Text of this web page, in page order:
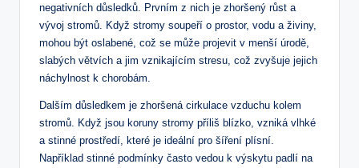
negativních důsledků. Prvním z nich je zhoršený růst a
vývoj stromů. Když stromy soupeří o prostor, vodu a živiny,
mohou být oslabené, což se může projevit v menší úrodě,
slabých větvích a jim vznikajícím stresu, což zvyšuje jejich
náchylnost k chorobám.
Dalším důsledkem je zhoršená cirkulace vzduchu kolem
stromů. Když jsou koruny stromy příliš blízko, vzniká vlhké
a stinné prostředí, které je ideální pro šíření plísní.
Například stinné podmínky často vedou k výskytu padlí na